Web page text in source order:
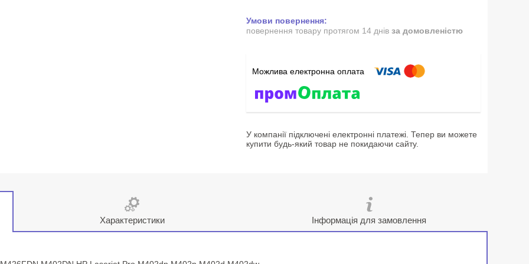
повернення товару протягом 14 днів за домовленістю
У компанії підключені електронні платежі. Тепер ви можете
купити будь-який товар не покидаючи сайту.
Характеристики Інформація для замовлення